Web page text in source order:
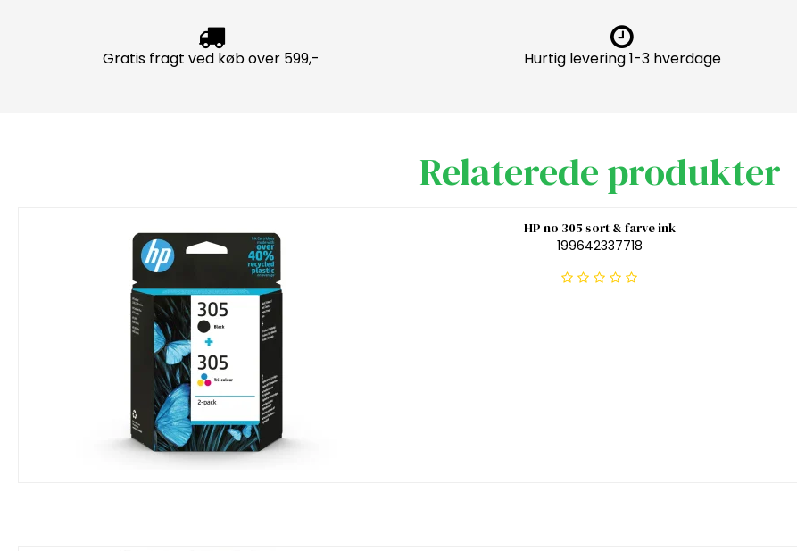
Gratis fragt ved køb over 599,- Hurtig levering 1-3 hverdage
Relaterede produkter
HP no 305 sort & farve ink
199642337718